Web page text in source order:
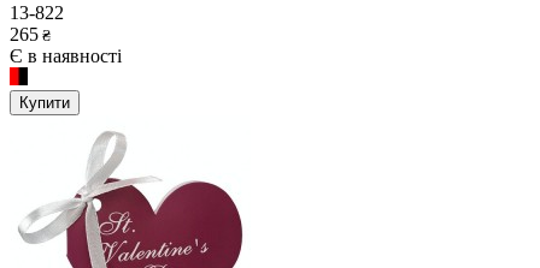
13-822
265 ₴
Є в наявності
Купити